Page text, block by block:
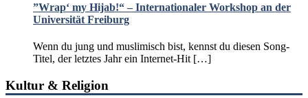
”Wrap‘ my Hijab!“ – Internationaler Workshop an der
Universität Freiburg
Wenn du jung und muslimisch bist, kennst du diesen Song-
Titel, der letztes Jahr ein Internet-Hit […]
Kultur & Religion